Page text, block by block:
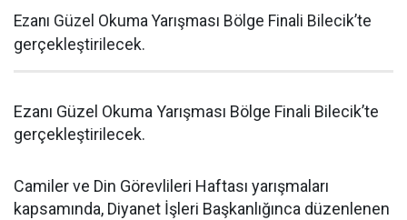
Ezanı Güzel Okuma Yarışması Bölge Finali Bilecik’te
gerçekleştirilecek.
Ezanı Güzel Okuma Yarışması Bölge Finali Bilecik’te
gerçekleştirilecek.
Camiler ve Din Görevlileri Haftası yarışmaları
kapsamında, Diyanet İşleri Başkanlığınca düzenlenen